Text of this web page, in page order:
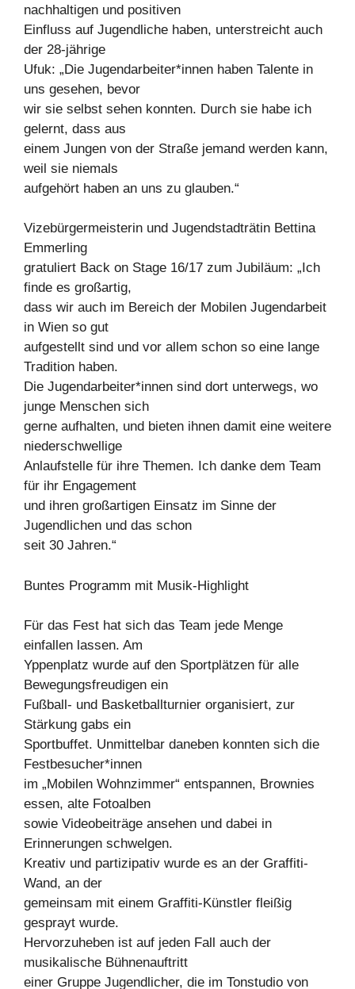
nachhaltigen und positiven
Einfluss auf Jugendliche haben, unterstreicht auch
der 28-jährige
Ufuk: „Die Jugendarbeiter*innen haben Talente in
uns gesehen, bevor
wir sie selbst sehen konnten. Durch sie habe ich
gelernt, dass aus
einem Jungen von der Straße jemand werden kann,
weil sie niemals
aufgehört haben an uns zu glauben.“
Vizebürgermeisterin und Jugendstadträtin Bettina
Emmerling
gratuliert Back on Stage 16/17 zum Jubiläum: „Ich
finde es großartig,
dass wir auch im Bereich der Mobilen Jugendarbeit
in Wien so gut
aufgestellt sind und vor allem schon so eine lange
Tradition haben.
Die Jugendarbeiter*innen sind dort unterwegs, wo
junge Menschen sich
gerne aufhalten, und bieten ihnen damit eine weitere
niederschwellige
Anlaufstelle für ihre Themen. Ich danke dem Team
für ihr Engagement
und ihren großartigen Einsatz im Sinne der
Jugendlichen und das schon
seit 30 Jahren.“
Buntes Programm mit Musik-Highlight
Für das Fest hat sich das Team jede Menge
einfallen lassen. Am
Yppenplatz wurde auf den Sportplätzen für alle
Bewegungsfreudigen ein
Fußball- und Basketballturnier organisiert, zur
Stärkung gabs ein
Sportbuffet. Unmittelbar daneben konnten sich die
Festbesucher*innen
im „Mobilen Wohnzimmer“ entspannen, Brownies
essen, alte Fotoalben
sowie Videobeiträge ansehen und dabei in
Erinnerungen schwelgen.
Kreativ und partizipativ wurde es an der Graffiti-
Wand, an der
gemeinsam mit einem Graffiti-Künstler fleißig
gesprayt wurde.
Hervorzuheben ist auf jeden Fall auch der
musikalische Bühnenauftritt
einer Gruppe Jugendlicher, die im Tonstudio von